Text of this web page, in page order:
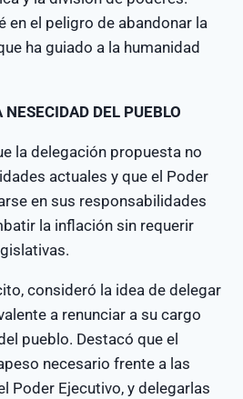
en el peligro de abandonar la
ha guiado a la humanidad
DEL PUEBLO
la delegación propuesta no
actuales y que el Poder
en sus responsabilidades
la inflación sin requerir
consideró la idea de delegar
a renunciar a su cargo
pueblo. Destacó que el
necesario frente a las
Poder Ejecutivo, y delegarlas